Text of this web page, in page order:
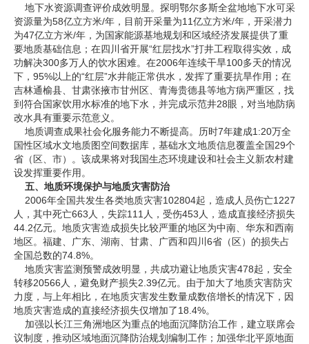
地下水资源调查评价成效明显。探明鄂尔多斯全盆地地下水可采
资源量为58亿立方米/年，目前开采量为11亿立方米/年，开采潜力
为47亿立方米/年，为国家能源基地规划和区域经济发展提供了重
要地质基础信息；在四川省开展“红层找水”打井工程取得实效，成
功解决300多万人的饮水困难。在2006年连续干旱100多天的情况
下，95%以上的“红层”水井能正常供水，发挥了重要抗旱作用；在
吉林通榆县、甘肃张掖市甘州区、青海贵德县等地方病严重区，找
到符合国家饮用水标准的地下水，并完成示范井28眼，对当地防病
改水具有重要示范意义。
地质调查成果社会化服务能力不断提高。历时7年建成1:20万全
国性区域水文地质图空间数据库，基础水文地质信息覆盖全国29个
省（区、市）。该成果将对我国生态环境建设和社会主义新农村建
设发挥重要作用。
五、地质环境保护与地质灾害防治
2006年全国共发生各类地质灾害102804起，造成人员伤亡1227
人，其中死亡663人，失踪111人，受伤453人，造成直接经济损失
44.2亿元。地质灾害造成损失比较严重的地区为中南、华东和西南
地区。福建、广东、湖南、甘肃、广西和四川6省（区）的损失占
全国总数的74.8%。
地质灾害监测预警成效明显，共成功避让地质灾害478起，安全
转移20566人，避免财产损失2.39亿元。由于加大了地质灾害防灾
力度，与上年相比，在地质灾害发生数量成数倍增长的情况下，因
地质灾害造成的直接经济损失仅增加了18.4%。
加强以长江三角洲地区为重点的地面沉降防治工作，建立联席会
议制度，推动区域地面沉降防治规划编制工作；加强华北平原地面